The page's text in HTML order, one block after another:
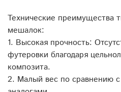
Технические преимущества
мешалок:
1. Высокая прочность:
футеровки благодаря
композита.
2. Малый вес по сравнению